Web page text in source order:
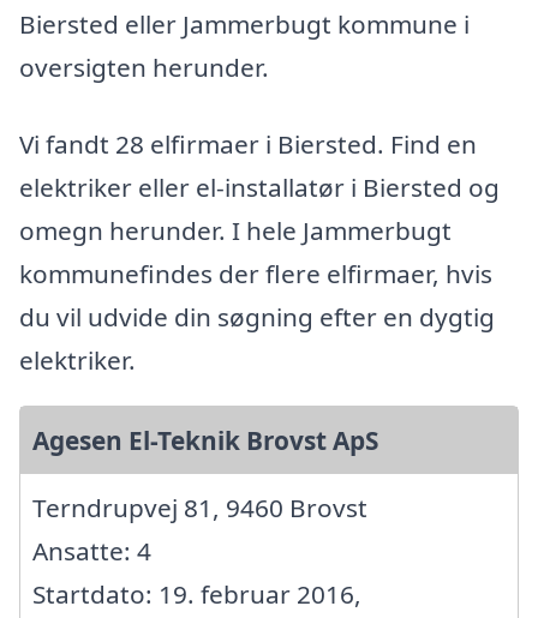
Biersted eller Jammerbugt kommune i
oversigten herunder.
Vi fandt 28 elfirmaer i Biersted. Find en
elektriker eller el-installatør i Biersted og
omegn herunder. I hele Jammerbugt
kommunefindes der flere elfirmaer, hvis
du vil udvide din søgning efter en dygtig
elektriker.
Agesen El-Teknik Brovst ApS
Terndrupvej 81, 9460 Brovst
Ansatte: 4
Startdato: 19. februar 2016,